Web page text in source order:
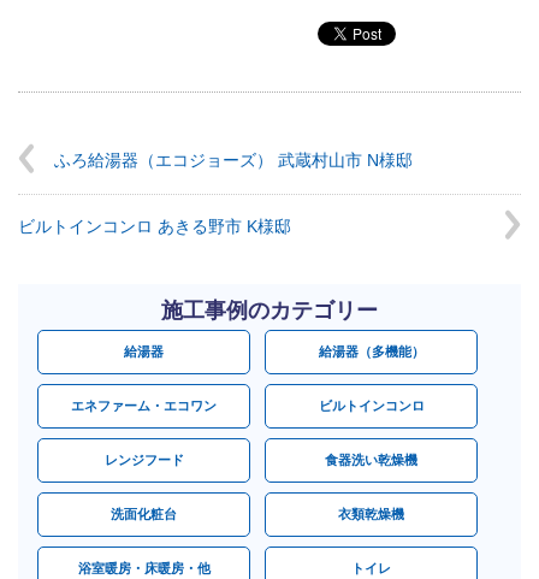
ふろ給湯器（エコジョーズ） 武蔵村山市 N様邸
ビルトインコンロ あきる野市 K様邸
施工事例のカテゴリー
給湯器 給湯器（多機能）
エネファーム・エコワン ビルトインコンロ
レンジフード 食器洗い乾燥機
洗面化粧台 衣類乾燥機
浴室暖房・床暖房・他 トイレ